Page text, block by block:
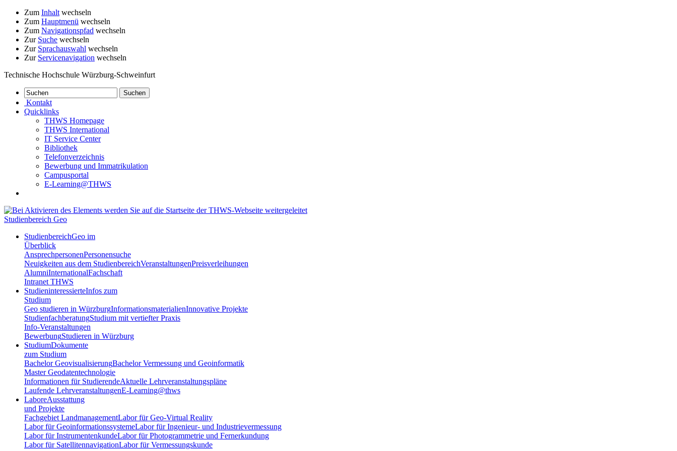
Zum Inhalt wechseln
Zum Hauptmenü wechseln
Zum Navigationspfad wechseln
Zur Suche wechseln
Zur Sprachauswahl wechseln
Zur Servicenavigation wechseln
Technische Hochschule Würzburg-Schweinfurt
Kontakt
Quicklinks
THWS Homepage
THWS International
IT Service Center
Bibliothek
Telefonverzeichnis
Bewerbung und Immatrikulation
Campusportal
E-Learning@THWS
Studienbereich Geo
StudienbereichGeo im
Überblick
AnsprechpersonenPersonensuche
Neuigkeiten aus dem StudienbereichVeranstaltungenPreisverleihungen
AlumniInternationalFachschaft
Intranet THWS
StudieninteressierteInfos zum
Studium
Geo studieren in WürzburgInformationsmaterialienInnovative Projekte
StudienfachberatungStudium mit vertiefter Praxis
Info-Veranstaltungen
BewerbungStudieren in Würzburg
StudiumDokumente
zum Studium
Bachelor GeovisualisierungBachelor Vermessung und Geoinformatik
Master Geodatentechnologie
Informationen für StudierendeAktuelle Lehrveranstaltungspläne
Laufende LehrveranstaltungenE-Learning@thws
LaboreAusstattung
und Projekte
Fachgebiet LandmanagementLabor für Geo-Virtual Reality
Labor für GeoinformationssystemeLabor für Ingenieur- und Industrievermessung
Labor für InstrumentenkundeLabor für Photogrammetrie und Fernerkundung
Labor für SatellitennavigationLabor für Vermessungskunde